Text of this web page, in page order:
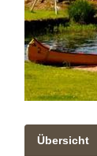
Übersicht